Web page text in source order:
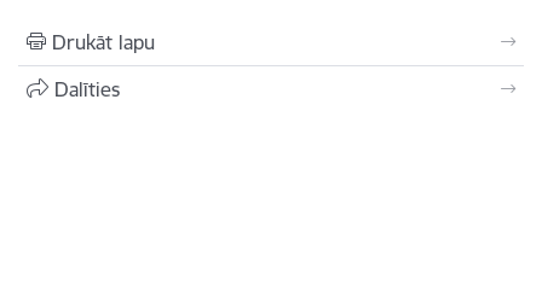
Drukāt lapu
Dalīties